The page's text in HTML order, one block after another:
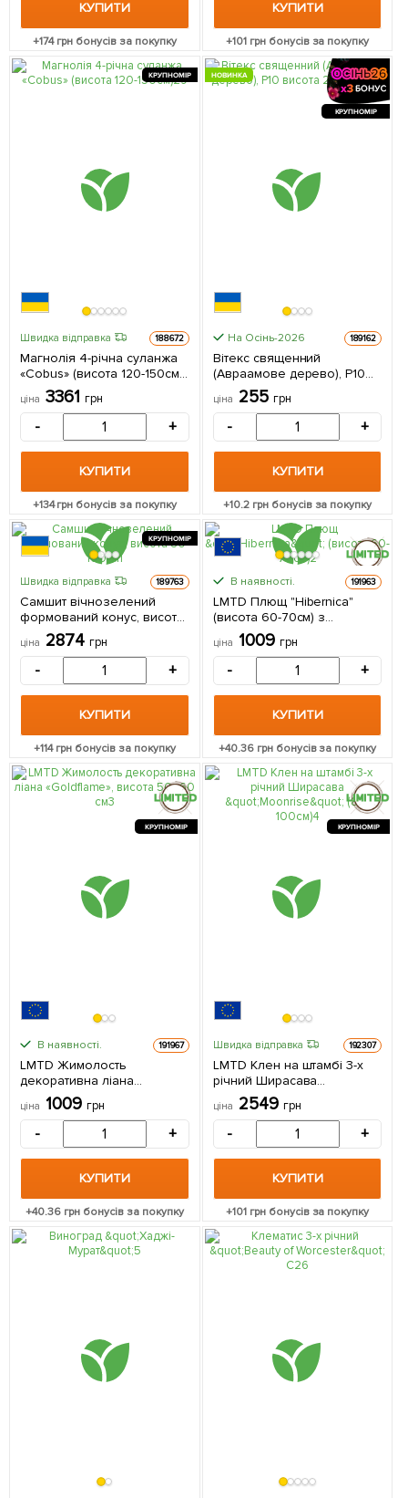
КУПИТИ
+174грн бонусів за покупку
КУПИТИ
+101грн бонусів за покупку
КРУПНОМІР
Швидка відправка 188672
Магнолія 4-річна суланжа
«Cobus» (висота 120-150см)
1 шт в упаковці
ціна 3361 грн
- +
КУПИТИ
+134грн бонусів за покупку
КРУПНОМІР
НОВИНКА
На Осінь-2026 189162
Вітекс священний
(Авраамове дерево), Р10
висота 20-30см 1
саджанець в упаковці
ціна 255 грн
- +
КУПИТИ
+10.2грн бонусів за покупку
КРУПНОМІР
Швидка відправка 189763
Самшит вічнозелений
формований конус, висота
80-100см 1 саджанець в
упаковці
ціна 2874 грн
- +
КУПИТИ
+114грн бонусів за покупку
КРУПНОМІР
В наявності. 191963
LMTD Плющ "Hibernica"
(висота 60-70см) з
Нідерландів 1 саджанець в
упаковці
ціна 1009 грн
- +
КУПИТИ
+40.36грн бонусів за покупку
КРУПНОМІР
В наявності. 191967
LMTD Жимолость
декоративна ліана
«Goldflame», висота 50–60
см з Нідерландів 1
саджанець в упаковці
ціна 1009 грн
- +
КУПИТИ
+40.36грн бонусів за покупку
КРУПНОМІР
Швидка відправка 192307
LMTD Клен на штамбі 3-х
річний Ширасава
"Moonrise" (80-100см) з
Нідерландів 1 саджанець в
ціна 2549 грн
- +
КУПИТИ
+101грн бонусів за покупку